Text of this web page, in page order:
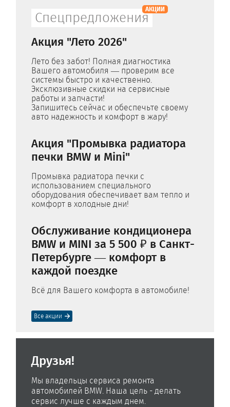
Спецпредложения
АКЦИИ
Акция "Лето 2026"
Лето без забот! Полная диагностика
Вашего автомобиля — проверим все
системы быстро и качественно.
Эксклюзивные скидки на сервисные
работы и запчасти!
Запишитесь сейчас и обеспечьте своему
авто надежность и комфорт в жару!
Акция "Промывка радиатора
печки BMW и Mini"
Промывка радиатора печки с
использованием специального
оборудования обеспечивает вам тепло и
комфорт в холодные дни!
Обслуживание кондиционера
BMW и MINI за 5 500 ₽ в Санкт-
Петербурге — комфорт в
каждой поездке
Всё для Вашего комфорта в автомобиле!
Все акции
Друзья!
Мы владельцы сервиса ремонта
автомобилей BMW. Наша цель - делать
сервис лучше с каждым днем.